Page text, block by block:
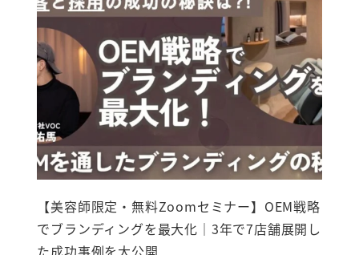
【美容師限定・無料Zoomセミナー】OEM戦略
でブランディングを最大化｜3年で7店舗展開し
た成功事例を大公開